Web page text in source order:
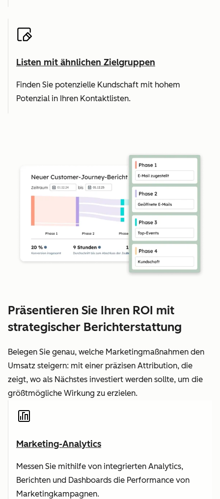
Listen mit ähnlichen Zielgruppen
Finden Sie potenzielle Kundschaft mit hohem
Potenzial in Ihren Kontaktlisten.
Präsentieren Sie Ihren ROI mit
strategischer Berichterstattung
Belegen Sie genau, welche Marketingmaßnahmen den
Umsatz steigern: mit einer präzisen Attribution, die
zeigt, wo als Nächstes investiert werden sollte, um die
größtmögliche Wirkung zu erzielen.
Marketing-Analytics
Messen Sie mithilfe von integrierten Analytics,
Berichten und Dashboards die Performance von
Marketingkampagnen.